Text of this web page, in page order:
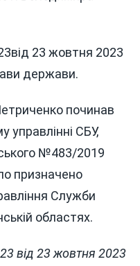
23 жовтня 2023
держави.
починав
управлінні СБУ,
№483/2019
призначено
Служби
областях.
від 23 жовтня 2023